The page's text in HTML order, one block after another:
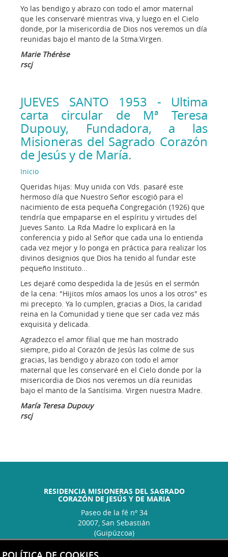
Yo las bendigo y abrazo con todo el amor maternal
que les conservaré mientras viva, y luego en el Cielo
donde, por la misericordia de Dios nos veremos un día
reunidas bajo el manto de la Stma.Virgen.
Marie Thérèse
rscj
JUEVES SANTO 1953 - Ultima
carta circular de Mª Teresa
Dupouy, Fundadora, a las
Misioneras del Sagrado Corazón
de Jesús y de María.
Inicio
Queridas hijas: Muy unida con Vds. pasaré este
hermoso día que Nuestro Señor escogió para el
nacimiento de esta pequeña Congregación (1926) que
tendría que empaparse en el espíritu y virtudes del
Jueves Santo. La Rda Madre lo explicará en la
conferencia y pido al Señor que cada una lo entienda
cada vez mejor y lo ponga en práctica para realizar los
divinos designios que Dios ha tenido al fundar este
pequeño Instituto...
Les dejaré como despedida la de Jesús en el sermón
de la cena: "Hijitos míos amaos los unos a los otros" es
mi precepto. Ya lo cumplen, gracias a Dios, la caridad
reina en la Comunidad y tiene que ser cada vez más
exquisita y delicada.
Agradezco el amor filial que me han mostrado
siempre, pido al Corazón de Jesús las colme de sus
gracias, las bendigo y abrazo con todo el amor
maternal que les conservaré en el Cielo donde por la
misericordia de Dios nos veremos un día reunidas
bajo el manto de la Santísima. Virgen nuestra Madre.
María Teresa Dupouy
rscj
RESIDENCIA MISIONERAS DEL SAGRADO
CORAZÓN DE JESÚS Y DE MARIA
Paseo de la fé nº 34
20007, San Sebastián
(Guipúzcoa)